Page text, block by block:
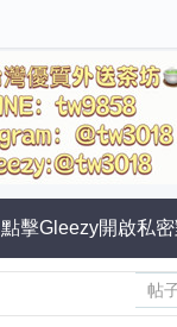
點擊Gleezy開啟私
子怡南部喝茶看
帖